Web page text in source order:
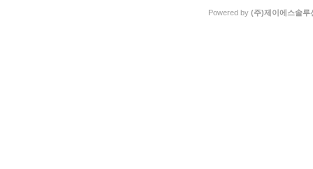
Powered by (주)제이에스솔루